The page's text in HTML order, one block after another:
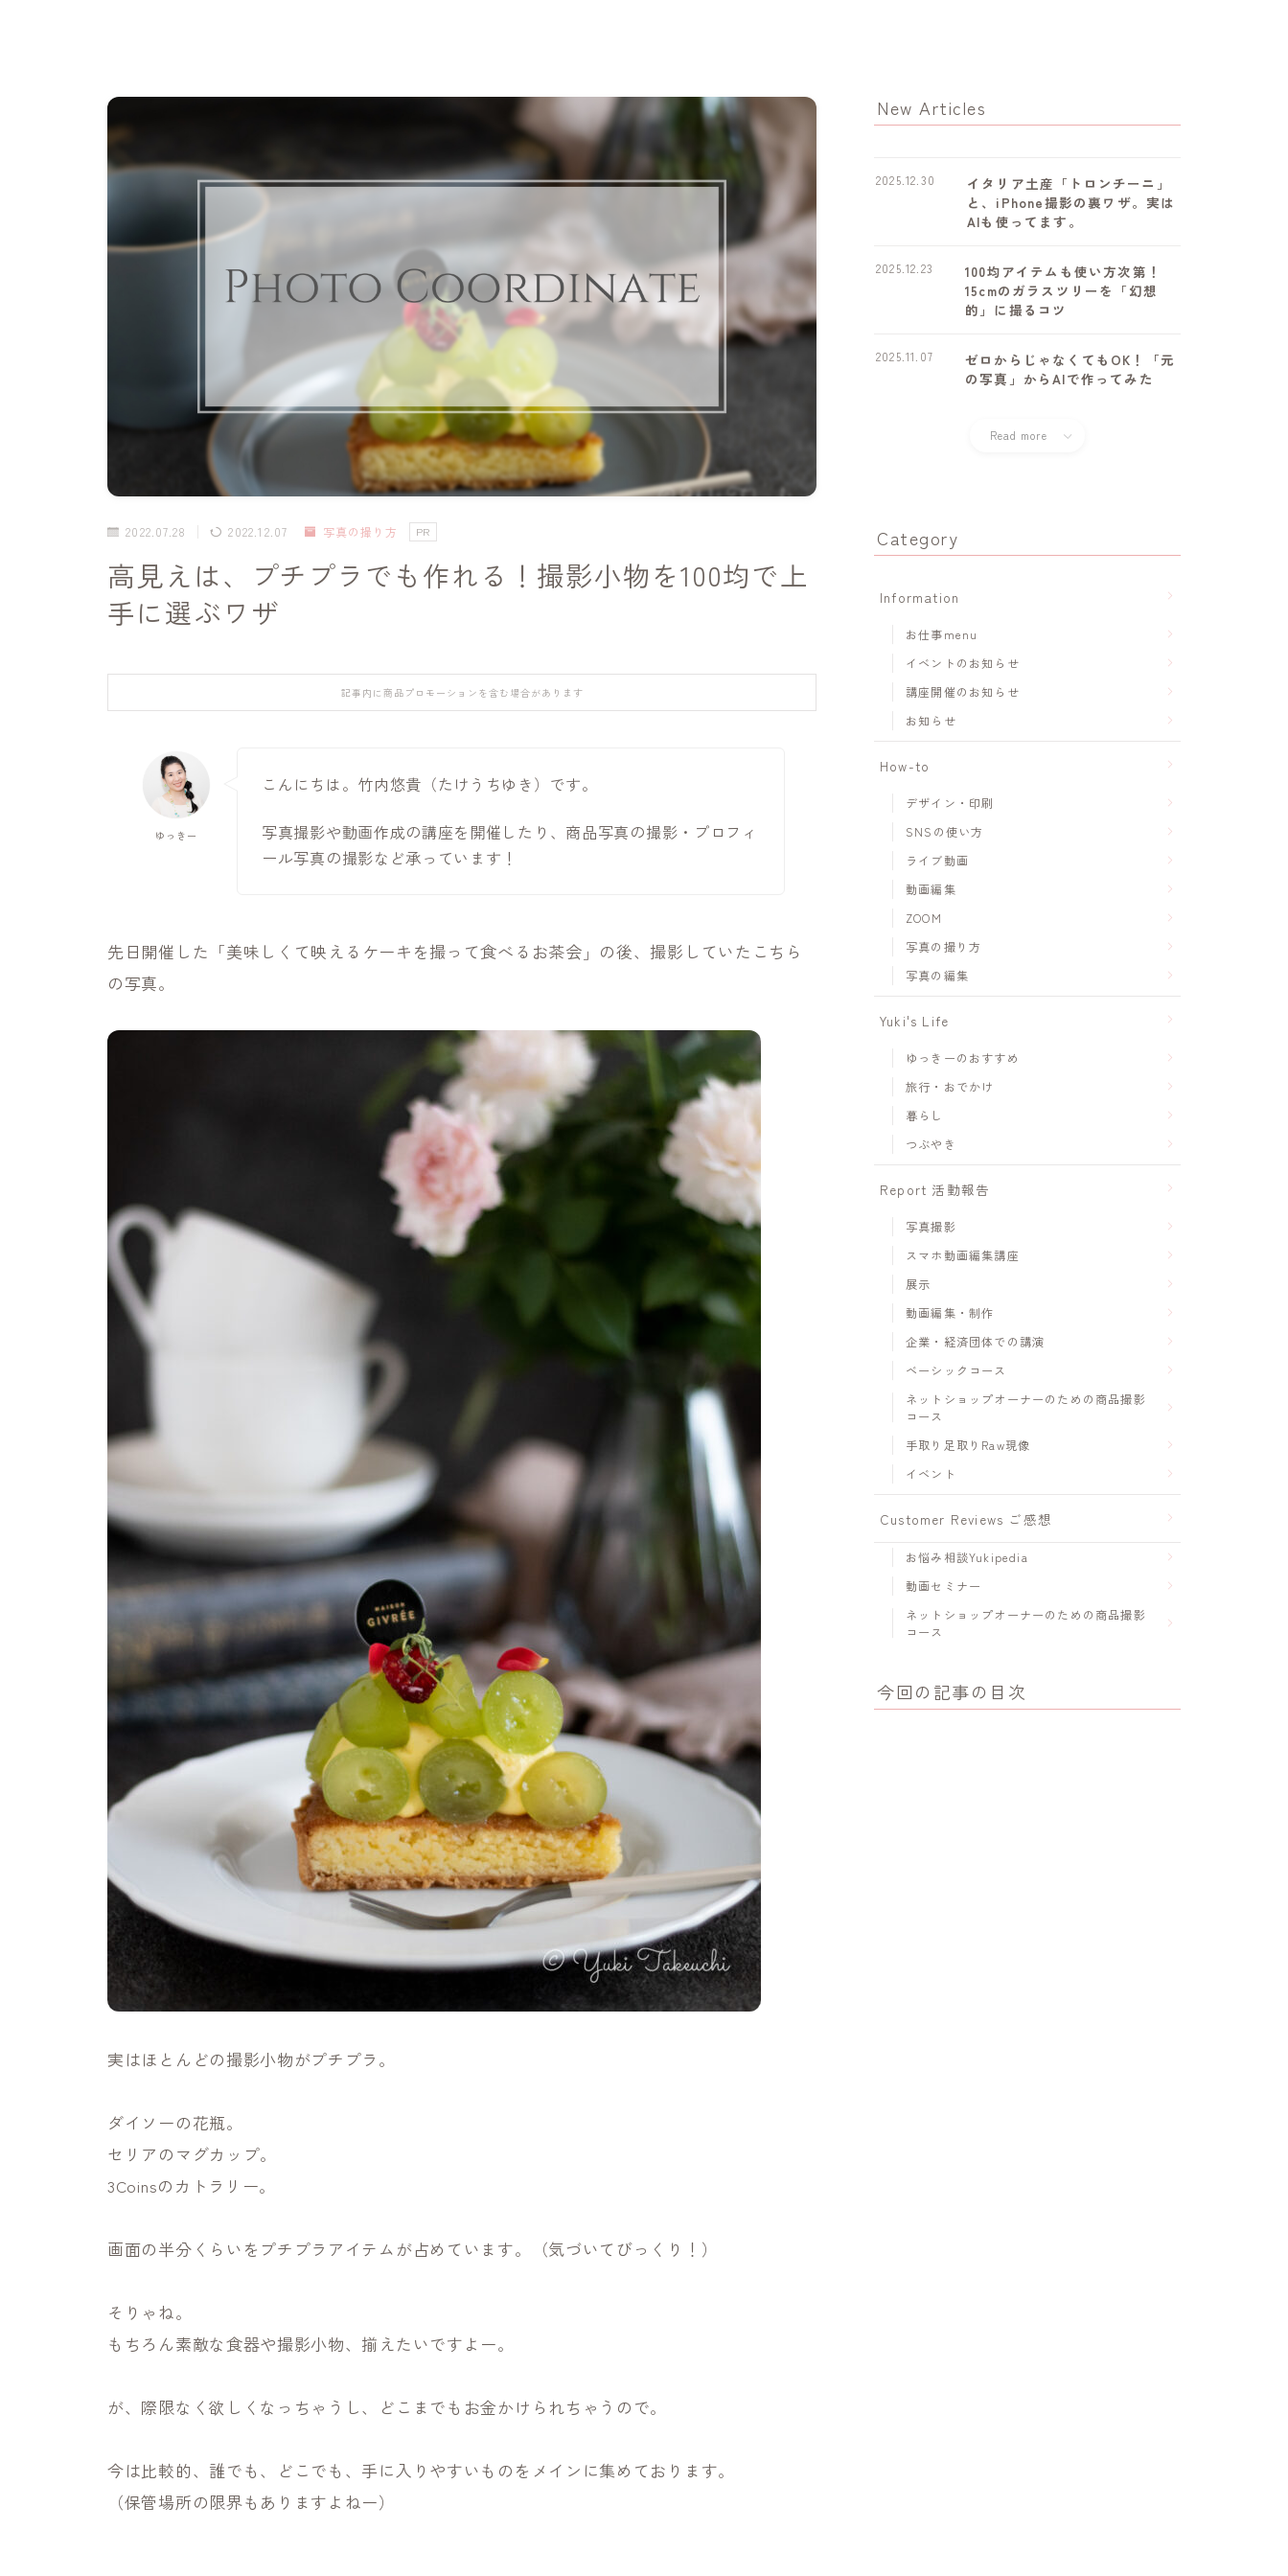
2022.07.28 2022.12.07 写真の撮り方 PR
高見えは、プチプラでも作れる！撮影小物を100均で上
手に選ぶワザ
記事内に商品プロモーションを含む場合があります
ゆっきー
こんにちは。竹内悠貴（たけうちゆき）です。
写真撮影や動画作成の講座を開催したり、商品写真の撮影・プロフィ
ール写真の撮影など承っています！
先日開催した 「美味しくて映えるケーキを撮って食べるお茶会」 の後、撮影していたこちら
の写真。
実はほとんどの撮影小物がプチプラ。
ダイソーの花瓶。
セリアのマグカップ。
3Coinsのカトラリー。
画面の半分くらいをプチプラアイテムが占めています。（気づいてびっくり！）
そりゃね。
もちろん素敵な食器や撮影小物、揃えたいですよー。
が、際限なく欲しくなっちゃうし、どこまでもお金かけられちゃうので。
今は比較的、誰でも、どこでも、手に入りやすいものをメインに集めております。
（保管場所の限界もありますよねー）
New Articles
イタリア土産「トロンチーニ」
と、iPhone撮影の裏ワザ。実は
AIも使ってます。
2025.12.30
100均アイテムも使い方次第！
15cmのガラスツリーを「幻想
的」に撮るコツ
2025.12.23
ゼロからじゃなくてもOK！「元
の写真」からAIで作ってみた
2025.11.07
Read more
Category
Information
お仕事menu
イベントのお知らせ
講座開催のお知らせ
お知らせ
How-to
デザイン・印刷
SNSの使い方
ライブ動画
動画編集
ZOOM
写真の撮り方
写真の編集
Yuki's Life
ゆっきーのおすすめ
旅行・おでかけ
暮らし
つぶやき
Report 活動報告
写真撮影
スマホ動画編集講座
展示
動画編集・制作
企業・経済団体での講演
ベーシックコース
ネットショップオーナーのための商品撮影
コース
手取り足取りRaw現像
イベント
Customer Reviews ご感想
お悩み相談Yukipedia
動画セミナー
ネットショップオーナーのための商品撮影
コース
今回の記事の目次